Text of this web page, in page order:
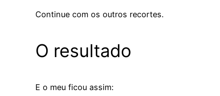
Continue com os outros recortes.
O resultado
E o meu ficou assim: